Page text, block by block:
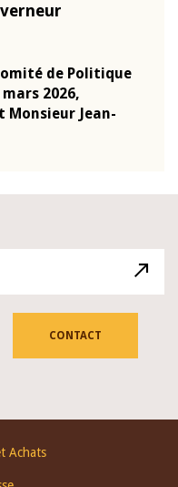
de Politique
2026,
Monsieur Jean-
CONTACT
Achats